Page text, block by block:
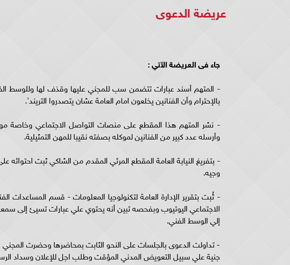
عريضة الدعوى
جاء فى العريضة الآتي :
- المتهم أسند عبارات تتضمن سب للمجني عليها وقذف لها وللوسط
بالإحترام وأن الفنانين يخلعون امام العامة عشان يتصدروا التريند'.
- نشر المتهم هذا المقطع على منصات التواصل الاجتماعي وخاصة
وأرسله عدد كبير من الفنانين لموكله بصفته نقيبا للمهن التمثيلية.
- بتفريغ النيابة العامة المقطع المرئي المقدم من الشاكي ثبت
وجيه.
- ثُبت بتقرير الإدارة العامة لتكنولوجيا المعلومات - قسم
الاجتماعي اليوتيوب وبفحصه تبين أنه يحتوي علي عبارات تسيئ إلى
إلي الوسط الفني.
- تداولت الدعوى بالجلسات على النحو الثابت بمحاضرها وحضرت المجني
جنية علي سبيل التعويض المدني المؤقت وطلب اجل للإعلان وسداد